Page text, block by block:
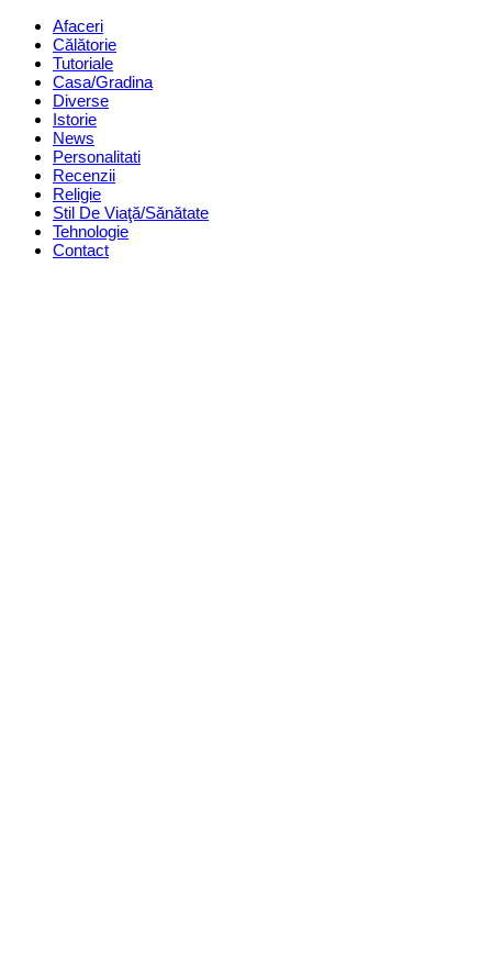
Afaceri
Călătorie
Tutoriale
Casa/Gradina
Diverse
Istorie
News
Personalitati
Recenzii
Religie
Stil De Viaţă/Sănătate
Tehnologie
Contact